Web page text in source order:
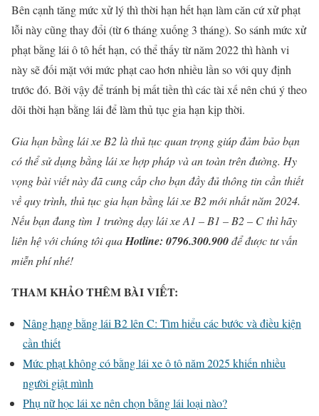
Bên cạnh tăng mức xử lý thì thời hạn hết hạn làm căn cứ xử phạt
lỗi này cũng thay đổi (từ 6 tháng xuống 3 tháng). So sánh mức xử
phạt bằng lái ô tô hết hạn, có thể thấy từ năm 2022 thì hành vi
này sẽ đối mặt với mức phạt cao hơn nhiều lần so với quy định
trước đó. Bởi vậy để tránh bị mất tiền thì các tài xế nên chú ý theo
dõi thời hạn bằng lái để làm thủ tục gia hạn kịp thời.
Gia hạn bằng lái xe B2 là thủ tục quan trọng giúp đảm bảo bạn
có thể sử dụng bằng lái xe hợp pháp và an toàn trên đường. Hy
vọng bài viết này đã cung cấp cho bạn đầy đủ thông tin cần thiết
về quy trình, thủ tục gia hạn bằng lái xe B2 mới nhất năm 2024.
Nếu bạn đang tìm 1 trường dạy lái xe A1 – B1 – B2 – C thì hãy
liên hệ với chúng tôi quaHotline: 0796.300.900để được tư vấn
miễn phí nhé!
THAM KHẢO THÊM BÀI VIẾT:
Nâng hạng bằng lái B2 lên C: Tìm hiểu các bước và điều kiện
cần thiết
Mức phạt không có bằng lái xe ô tô năm 2025 khiến nhiều
người giật mình
Phụ nữ học lái xe nên chọn bằng lái loại nào?